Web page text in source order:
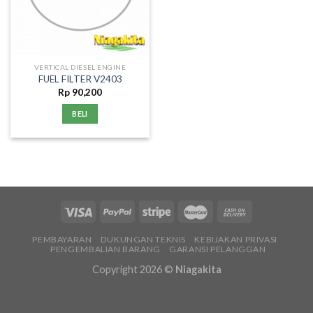
VERTICAL DIESEL ENGINE
FUEL FILTER V2403
Rp 90,200
BELI
PEMBAYARAN DUKUNGAN TEKNIS
KEBIJAKAN PRIVASI
PENGEMBALIAN BARANG
GARANSI PELANGGAN
Copyright 2026 © Niagakita